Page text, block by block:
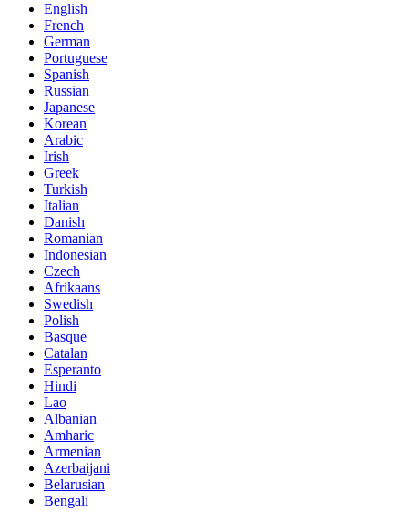
English
French
German
Portuguese
Spanish
Russian
Japanese
Korean
Arabic
Irish
Greek
Turkish
Italian
Danish
Romanian
Indonesian
Czech
Afrikaans
Swedish
Polish
Basque
Catalan
Esperanto
Hindi
Lao
Albanian
Amharic
Armenian
Azerbaijani
Belarusian
Bengali